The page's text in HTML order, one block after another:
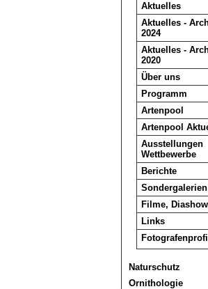
Aktuelles
Aktuelles -
2024
Aktuelles -
2020
Über uns
Programm
Artenpool
Artenpool
Ausstellungen
Wettbewerbe
Berichte
Sondergalerien
Filme,
Links
Naturschutz
Ornithologie